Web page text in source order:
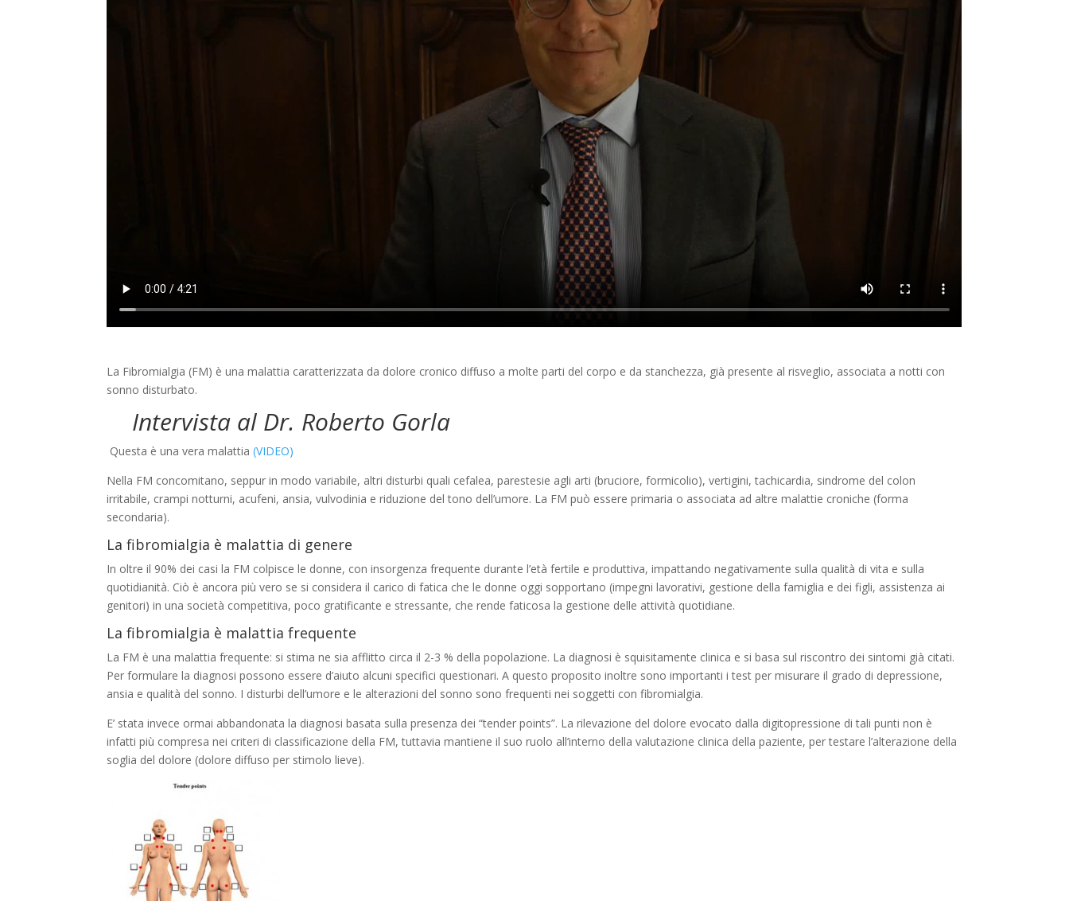
La Fibromialgia (FM) è una malattia caratterizzata da dolore cronico diffuso a molte parti del corpo e da stanchezza, già presente al risveglio, associata a notti con
sonno disturbato.
Intervista al Dr. Roberto Gorla
Questa è una vera malattia(VIDEO)
Nella FM concomitano, seppur in modo variabile, altri disturbi quali cefalea, parestesie agli arti (bruciore, formicolio), vertigini, tachicardia, sindrome del colon
irritabile, crampi notturni, acufeni, ansia, vulvodinia e riduzione del tono dell’umore. La FM può essere primaria o associata ad altre malattie croniche (forma
secondaria).
La fibromialgia è malattia di genere
In oltre il 90% dei casi la FM colpisce le donne, con insorgenza frequente durante l’età fertile e produttiva, impattando negativamente sulla qualità di vita e sulla
quotidianità. Ciò è ancora più vero se si considera il carico di fatica che le donne oggi sopportano (impegni lavorativi, gestione della famiglia e dei figli, assistenza ai
genitori) in una società competitiva, poco gratificante e stressante, che rende faticosa la gestione delle attività quotidiane.
La fibromialgia è malattia frequente
La FM è una malattia frequente: si stima ne sia afflitto circa il 2-3 % della popolazione. La diagnosi è squisitamente clinica e si basa sul riscontro dei sintomi già citati.
Per formulare la diagnosi possono essere d’aiuto alcuni specifici questionari. A questo proposito inoltre sono importanti i test per misurare il grado di depressione,
ansia e qualità del sonno. I disturbi dell’umore e le alterazioni del sonno sono frequenti nei soggetti con fibromialgia.
E’ stata invece ormai abbandonata la diagnosi basata sulla presenza dei “tender points”. La rilevazione del dolore evocato dalla digitopressione di tali punti non è
infatti più compresa nei criteri di classificazione della FM, tuttavia mantiene il suo ruolo all’interno della valutazione clinica della paziente, per testare l’alterazione della
soglia del dolore (dolore diffuso per stimolo lieve).